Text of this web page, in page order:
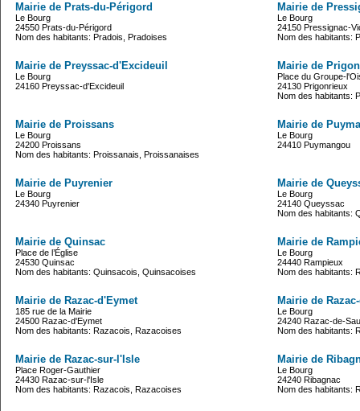
Mairie de Prats-du-Périgord
Le Bourg
24550 Prats-du-Périgord
Nom des habitants: Pradois, Pradoises
Mairie de
Le Bourg
24150 Pressignac-
Nom des habitants:
Mairie de Preyssac-d'Excideuil
Le Bourg
24160 Preyssac-d'Excideuil
Mairie de
Place du Groupe-
24130 Prigonrieux
Nom des habitants:
Mairie de Proissans
Le Bourg
24200 Proissans
Nom des habitants: Proissanais, Proissanaises
Mairie de
Le Bourg
24410 Puymangou
Mairie de Puyrenier
Le Bourg
24340 Puyrenier
Mairie de
Le Bourg
24140 Queyssac
Nom des habitants:
Mairie de Quinsac
Place de l’Église
24530 Quinsac
Nom des habitants: Quinsacois, Quinsacoises
Mairie de
Le Bourg
24440 Rampieux
Nom des habitants:
Mairie de Razac-d'Eymet
185 rue de la Mairie
24500 Razac-d'Eymet
Nom des habitants: Razacois, Razacoises
Mairie de
Le Bourg
24240 Razac-de-
Nom des habitants:
Mairie de Razac-sur-l'Isle
Place Roger-Gauthier
24430 Razac-sur-l'Isle
Nom des habitants: Razacois, Razacoises
Mairie de
Le Bourg
24240 Ribagnac
Nom des habitants: